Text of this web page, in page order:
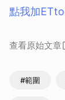
點我加
查看原始文章
#範圍